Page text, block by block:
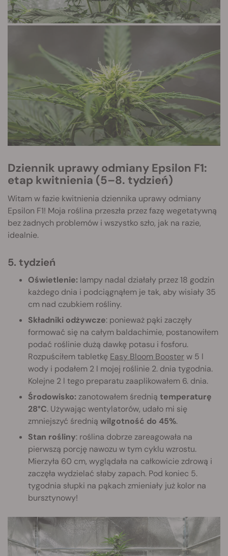
Dziennik uprawy odmiany Epsilon F1:
etap kwitnienia (5–8. tydzień)
Witam w fazie kwitnienia dziennika uprawy odmiany
Epsilon F1! Moja roślina przeszła przez fazę wegetatywną
bez żadnych problemów i wszystko szło, jak na razie,
idealnie.
5. tydzień
Oświetlenie: lampy nadal działały przez 18 godzin
każdego dnia i podciągnąłem je tak, aby wisiały 35
cm nad czubkiem rośliny.
Składniki odżywcze: ponieważ pąki zaczęły
formować się na całym baldachimie, postanowiłem
podać roślinie dużą dawkę potasu i fosforu.
Rozpuściłem tabletkę Easy Bloom Boosterw 5 l
wody i podałem 2 l mojej roślinie 2. dnia tygodnia.
Kolejne 2 l tego preparatu zaaplikowałem 6. dnia.
Środowisko: zanotowałem średnią temperaturę
28°C. Używając wentylatorów, udało mi się
zmniejszyć średnią wilgotność do 45%.
Stan rośliny: roślina dobrze zareagowała na
pierwszą porcję nawozu w tym cyklu wzrostu.
Mierzyła 60 cm, wyglądała na całkowicie zdrową i
zaczęła wydzielać słaby zapach. Pod koniec 5.
tygodnia słupki na pąkach zmieniały już kolor na
bursztynowy!